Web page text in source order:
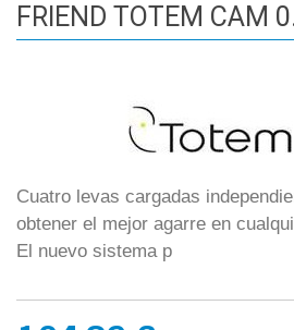
FRIEND TOTEM CAM
Cuatro levas cargadas
obtener el mejor agarre en
El nuevo sistema p